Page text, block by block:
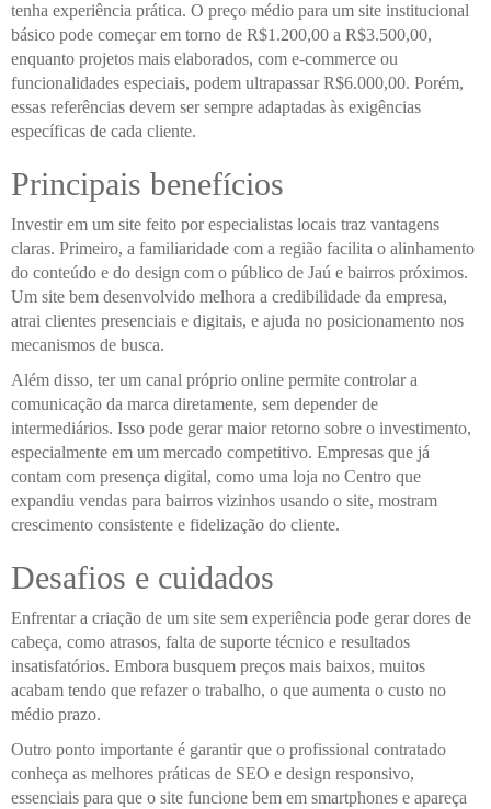
tenha experiência prática. O preço médio para um site institucional
básico pode começar em torno de R$1.200,00 a R$3.500,00,
enquanto projetos mais elaborados, com e-commerce ou
funcionalidades especiais, podem ultrapassar R$6.000,00. Porém,
essas referências devem ser sempre adaptadas às exigências
específicas de cada cliente.
Principais benefícios
Investir em um site feito por especialistas locais traz vantagens
claras. Primeiro, a familiaridade com a região facilita o alinhamento
do conteúdo e do design com o público de Jaú e bairros próximos.
Um site bem desenvolvido melhora a credibilidade da empresa,
atrai clientes presenciais e digitais, e ajuda no posicionamento nos
mecanismos de busca.
Além disso, ter um canal próprio online permite controlar a
comunicação da marca diretamente, sem depender de
intermediários. Isso pode gerar maior retorno sobre o investimento,
especialmente em um mercado competitivo. Empresas que já
contam com presença digital, como uma loja no Centro que
expandiu vendas para bairros vizinhos usando o site, mostram
crescimento consistente e fidelização do cliente.
Desafios e cuidados
Enfrentar a criação de um site sem experiência pode gerar dores de
cabeça, como atrasos, falta de suporte técnico e resultados
insatisfatórios. Embora busquem preços mais baixos, muitos
acabam tendo que refazer o trabalho, o que aumenta o custo no
médio prazo.
Outro ponto importante é garantir que o profissional contratado
conheça as melhores práticas de SEO e design responsivo,
essenciais para que o site funcione bem em smartphones e apareça